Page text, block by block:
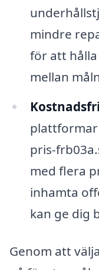
mindre
för att
mellan
pris-
med flera
inhamta
kan ge dig
Genom att